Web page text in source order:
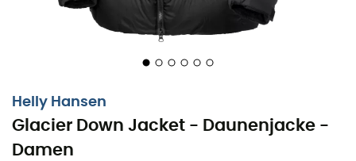
Helly Hansen
Glacier Down Jacket - Daunenjacke -
Damen
um Wasser abzuweisen und selbst bei nassen
Bedingungen optimale Wärme zu gewährleisten.
YKK - Zweiwege-Reißverschluss